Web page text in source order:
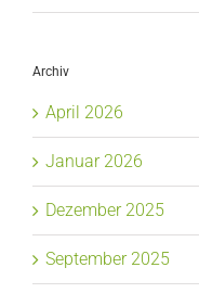
Archiv
April 2026
Januar 2026
Dezember 2025
September 2025